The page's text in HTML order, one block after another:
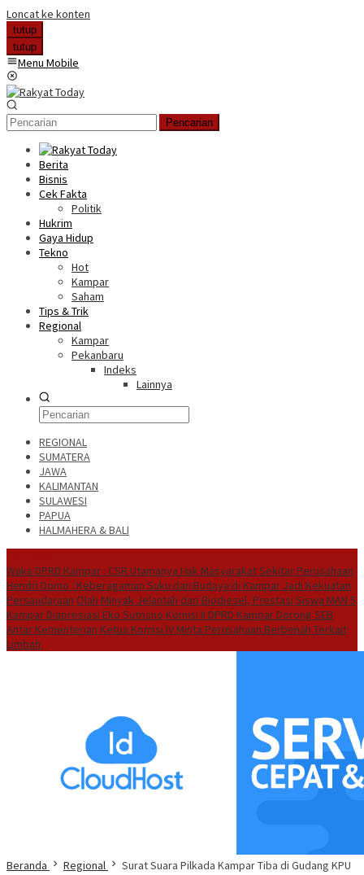
Loncat ke konten
tutup
tutup
Menu Mobile
Pencarian
Berita
Bisnis
Cek Fakta
Politik
Hukrim
Gaya Hidup
Tekno
Hot
Kampar
Saham
Tips & Trik
Regional
Kampar
Pekanbaru
Indeks
Lainnya
REGIONAL
SUMATERA
JAWA
KALIMANTAN
SULAWESI
PAPUA
HALMAHERA & BALI
Waka DPRD Kampar : CSR Utamanya Hak Masyarakat Sekitar Perusahaan
Hendri Domo : Keberagaman Suku dan Budaya di Kampar Jadi Kekuatan
Persaudaraan Olah Minyak Jelantah dari Biodiesel, Prestasi Siswa MAN 5
Kampar Diapresiasi Eko Sutrisno Komisi II DPRD Kampar Dorong SEB
Antar Kementerian Ketua Komisi IV Minta Perusahaan Berbenah Terkait
Limbah
Beranda Regional Surat Suara Pilkada Kampar Tiba di Gudang KPU